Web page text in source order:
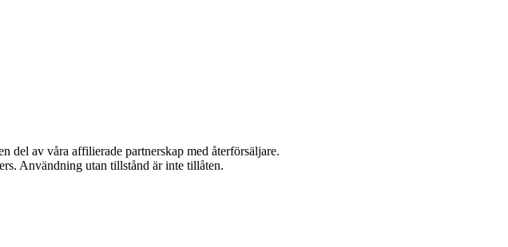
del av våra affilierade partnerskap med återförsäljare.
Användning utan tillstånd är inte tillåten.